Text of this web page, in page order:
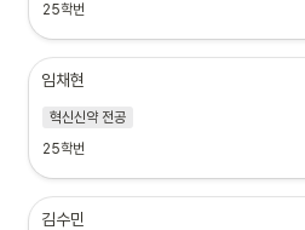
25학번
임채현
혁신신약 전공
25학번
김수민